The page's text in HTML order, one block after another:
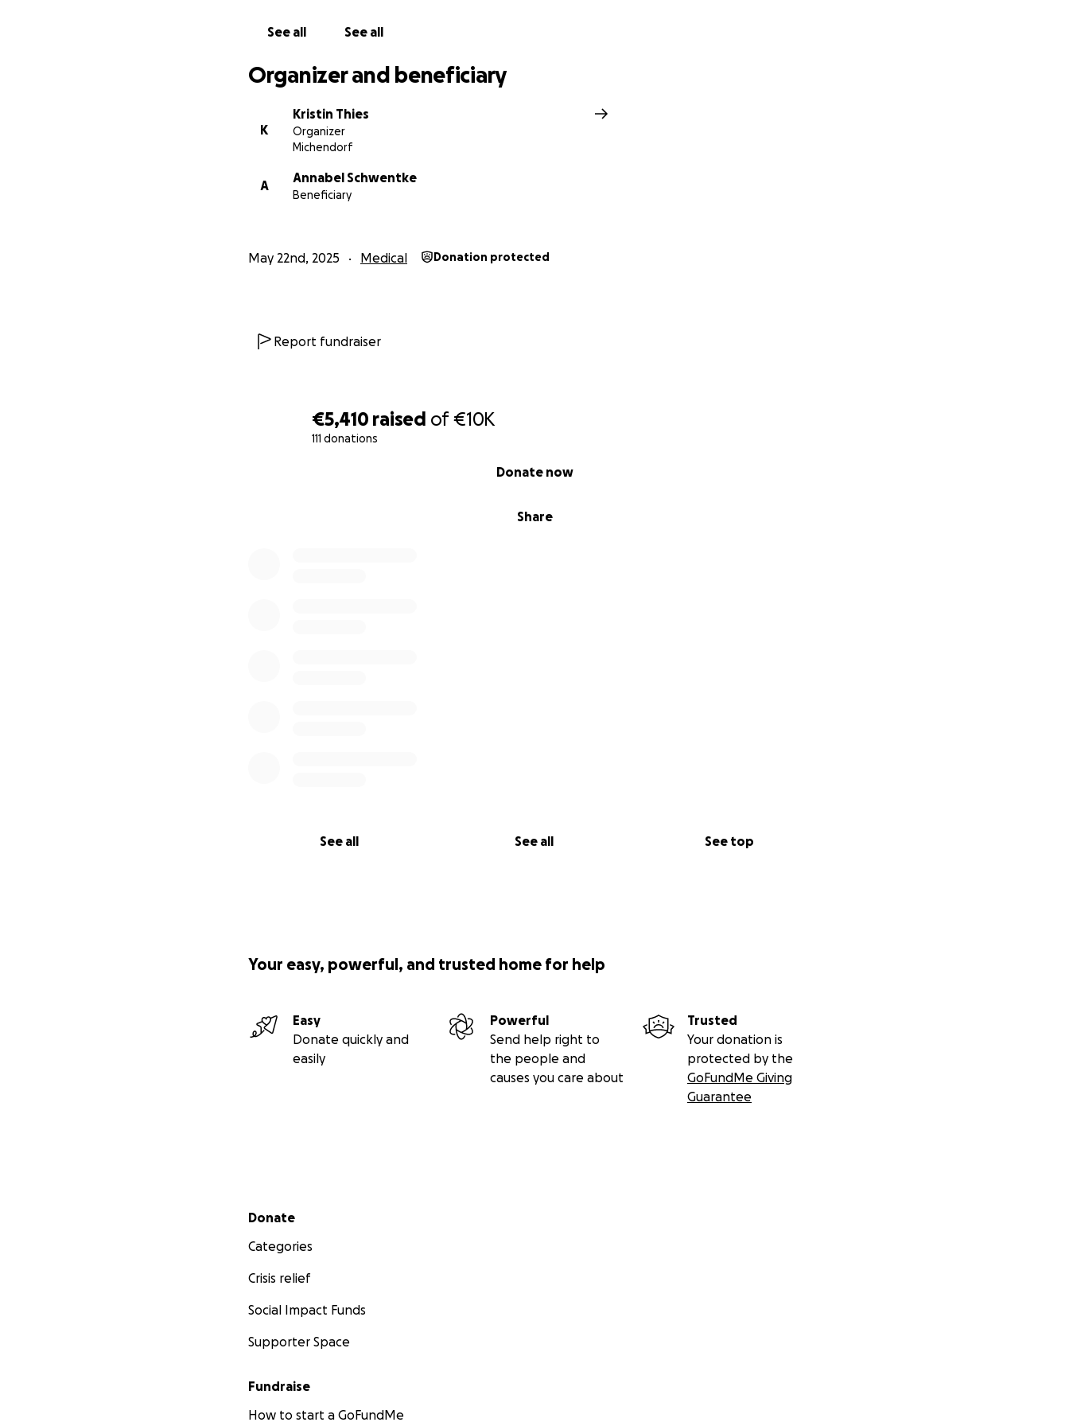
€5,410 raised of€10K
111 donations
Share
Donate now
See all See all See top
See all See all
Organizer and beneficiary
K
Kristin Thies
Organizer
Michendorf
A
Annabel Schwentke
Beneficiary
May 22nd, 2025 Medical Donation protected
Report fundraiser
Your easy, powerful, and trusted home for help
Easy
Donate quickly and
easily
Powerful
Send help right to
the people and
causes you care about
Trusted
Your donation is
protected by the
GoFundMe Giving
Guarantee
Secondary menu
Donate
Categories
Crisis relief
Social Impact Funds
Supporter Space
Fundraise
How to start a GoFundMe